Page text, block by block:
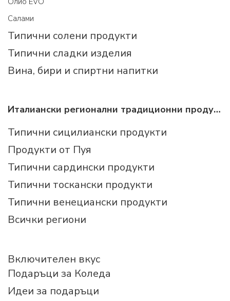
Салами
Типични солени продукти
Типични сладки изделия
Вина, бири и спиртни напитки
Италиански регионални традиционни продукти
Типични сицилиански продукти
Продукти от Пуя
Типични сардински продукти
Типични тоскански продукти
Типични венециански продукти
Всички региони
Включителен вкус
Подаръци за Коледа
Идеи за подаръци